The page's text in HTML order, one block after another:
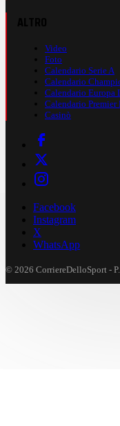
Video
Foto
Calendario Serie A
Calendario
Calendario Europa
Calendario Premier
Casinò
Facebook
Instagram
X
WhatsApp
© 2026 CorriereDelloSport -